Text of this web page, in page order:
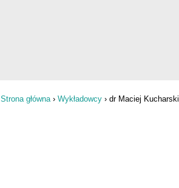
Strona główna› Wykładowcy › dr Maciej Kucharski